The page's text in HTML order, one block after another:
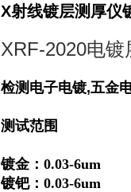
X射线镀层测厚仪
XRF-2020电镀
检测电子电镀,五金
测试范围
镀金：0.03-6um
镀钯：0.03-6um